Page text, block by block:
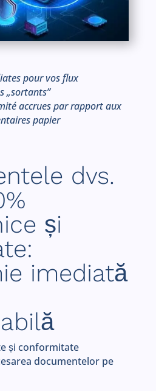
pour vos flux
„sortants”
accrues par rapport aux
papier
dvs.
și
imediată
și conformitate
documentelor pe